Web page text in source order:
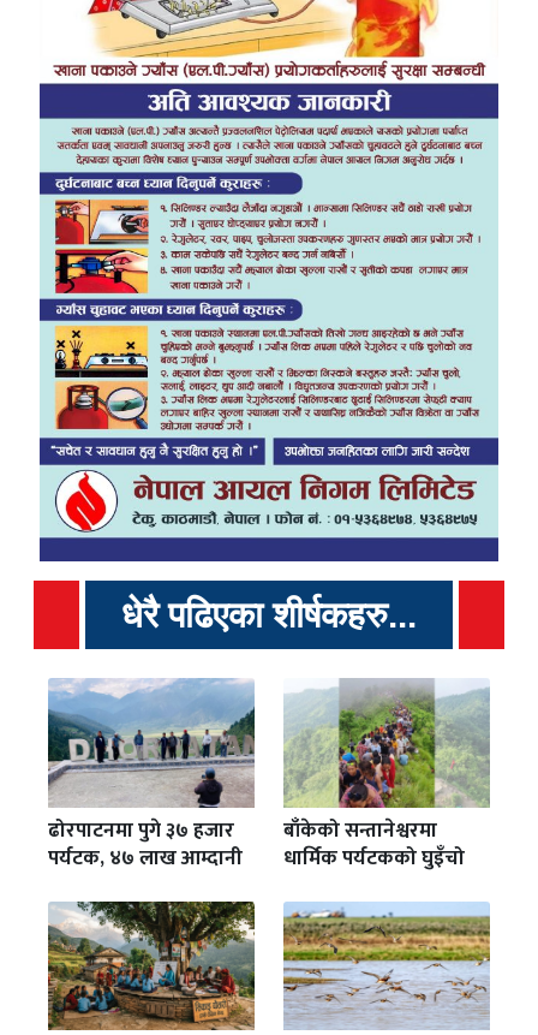
धेरै पढिएका शीर्षकहरु...
ढोरपाटनमा पुगे ३७ हजार
पर्यटक, ४७ लाख आम्दानी
बाँकेको सन्तानेश्वरमा
धार्मिक पर्यटकको घुइँचो